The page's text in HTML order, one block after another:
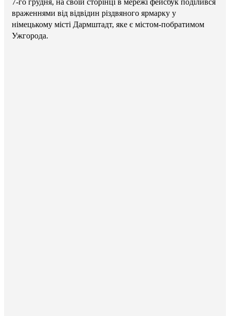
враженнями від відвідин різдвяного ярмарку у
німецькому місті Дармштадт, яке є містом-побратимом
Ужгорода.